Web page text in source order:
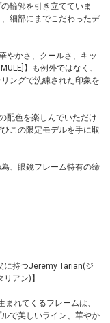
輪郭を引き立てていま
細部にまでこだわったデ
やかさ、クールさ、キッ
】も例外ではなく、
ングで洗練された印象を
配色を楽しんでいただけ
この限定モデルを手に取
、眼鏡フレーム特有の締
に持つJeremy Tarian(ジ
リアン)】
れてくるフレームは、
で美しいライン、華やか